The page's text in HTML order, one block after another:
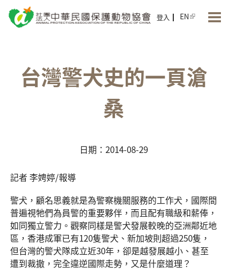
登入 EN
台灣警犬史的一頁滄
桑
日期：2014-08-29
記者 李娉婷/報導
警犬，顧名思義就是為警察機關服務的工作犬，國際間
普遍視牠們為員警的重要夥伴，而且配有職級和薪俸，
如同獨立警力。觀察同樣是警犬發展較晚的亞洲鄰近地
區，香港成軍已有120隻警犬、新加坡則超過250隻，
但台灣的警犬隊成立近30年，卻是越發展越小、甚至
遭到裁撤，完全違逆國際走勢，又是什麼道理？